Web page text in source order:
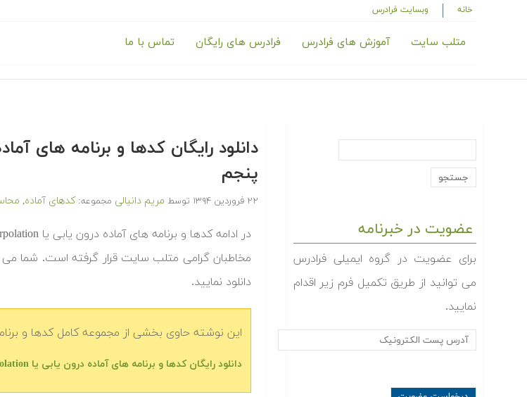
خانه وبسایت فرادرس
متلب سایت آموزش های فرادرس فرادرس های رایگان تماس با ما
عضویت در خبرنامه
برای عضویت در گروه ایمیلی فرادرس
می توانید از طریق تکمیل فرم زیر اقدام
نمایید.
پنجم
۲۲ فروردین ۱۳۹۴ توسط مریم دانیالی مجموعه:کدهای آماده,
مخاطبان گرامی متلب سایت قرار گرفته است. شما
دانلود نمایید.‬
این نوشته حاوی بخشی از مجموعه کامل کدها و
دانلود رایگان کدها و برنامه های آماده درون یابی یا Interpolation در متلب‬‬ — فهرست اصلی